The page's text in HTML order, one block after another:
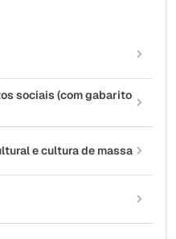
sociais (com gabarito
e cultura de massa